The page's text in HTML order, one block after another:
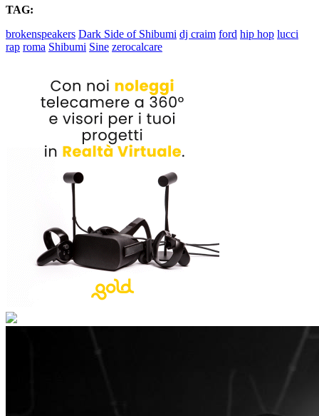
TAG:
brokenspeakers Dark Side of Shibumi dj craim ford hip hop lucci
rap roma Shibumi Sine zerocalcare